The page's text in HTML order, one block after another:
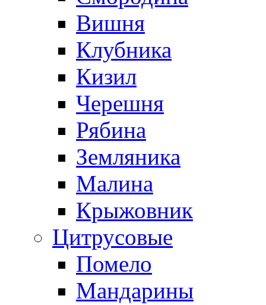
Вишня
Клубника
Кизил
Черешня
Рябина
Земляника
Малина
Крыжовник
Цитрусовые
Помело
Мандарины